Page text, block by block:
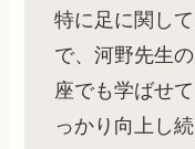
特に足に関し
で、河野先生
座でも学ばせ
っかり向上し